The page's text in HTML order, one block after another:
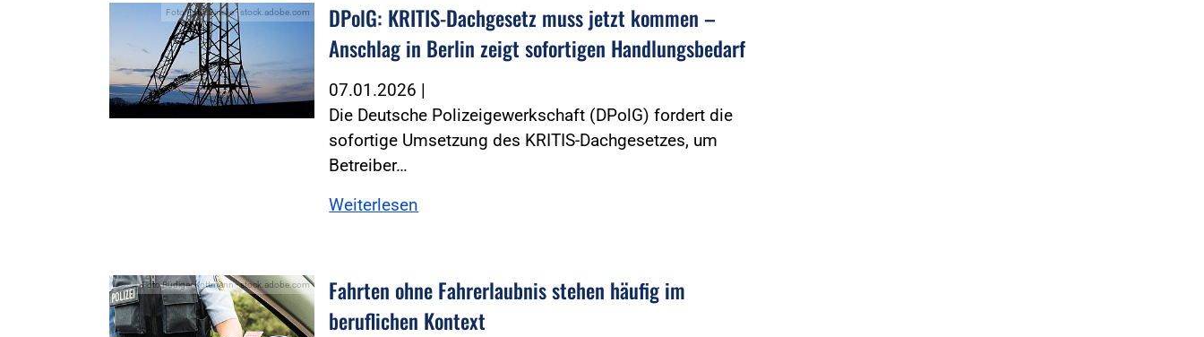
Foto:Foto: Sinelie - stock.adobe.com
DPolG: KRITIS-Dachgesetz muss jetzt kommen –
Anschlag in Berlin zeigt sofortigen Handlungsbedarf
07.01.2026 |
Die Deutsche Polizeigewerkschaft (DPolG) fordert die
sofortige Umsetzung des KRITIS-Dachgesetzes, um
Betreiber…
Weiterlesen
Foto:Rüdiger Kottmann - stock.adobe.com
Fahrten ohne Fahrerlaubnis stehen häufig im
beruflichen Kontext